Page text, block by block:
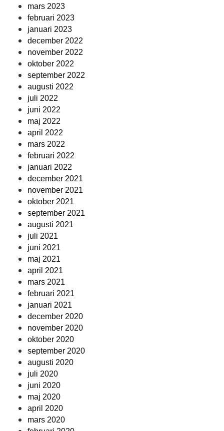
mars 2023
februari 2023
januari 2023
december 2022
november 2022
oktober 2022
september 2022
augusti 2022
juli 2022
juni 2022
maj 2022
april 2022
mars 2022
februari 2022
januari 2022
december 2021
november 2021
oktober 2021
september 2021
augusti 2021
juli 2021
juni 2021
maj 2021
april 2021
mars 2021
februari 2021
januari 2021
december 2020
november 2020
oktober 2020
september 2020
augusti 2020
juli 2020
juni 2020
maj 2020
april 2020
mars 2020